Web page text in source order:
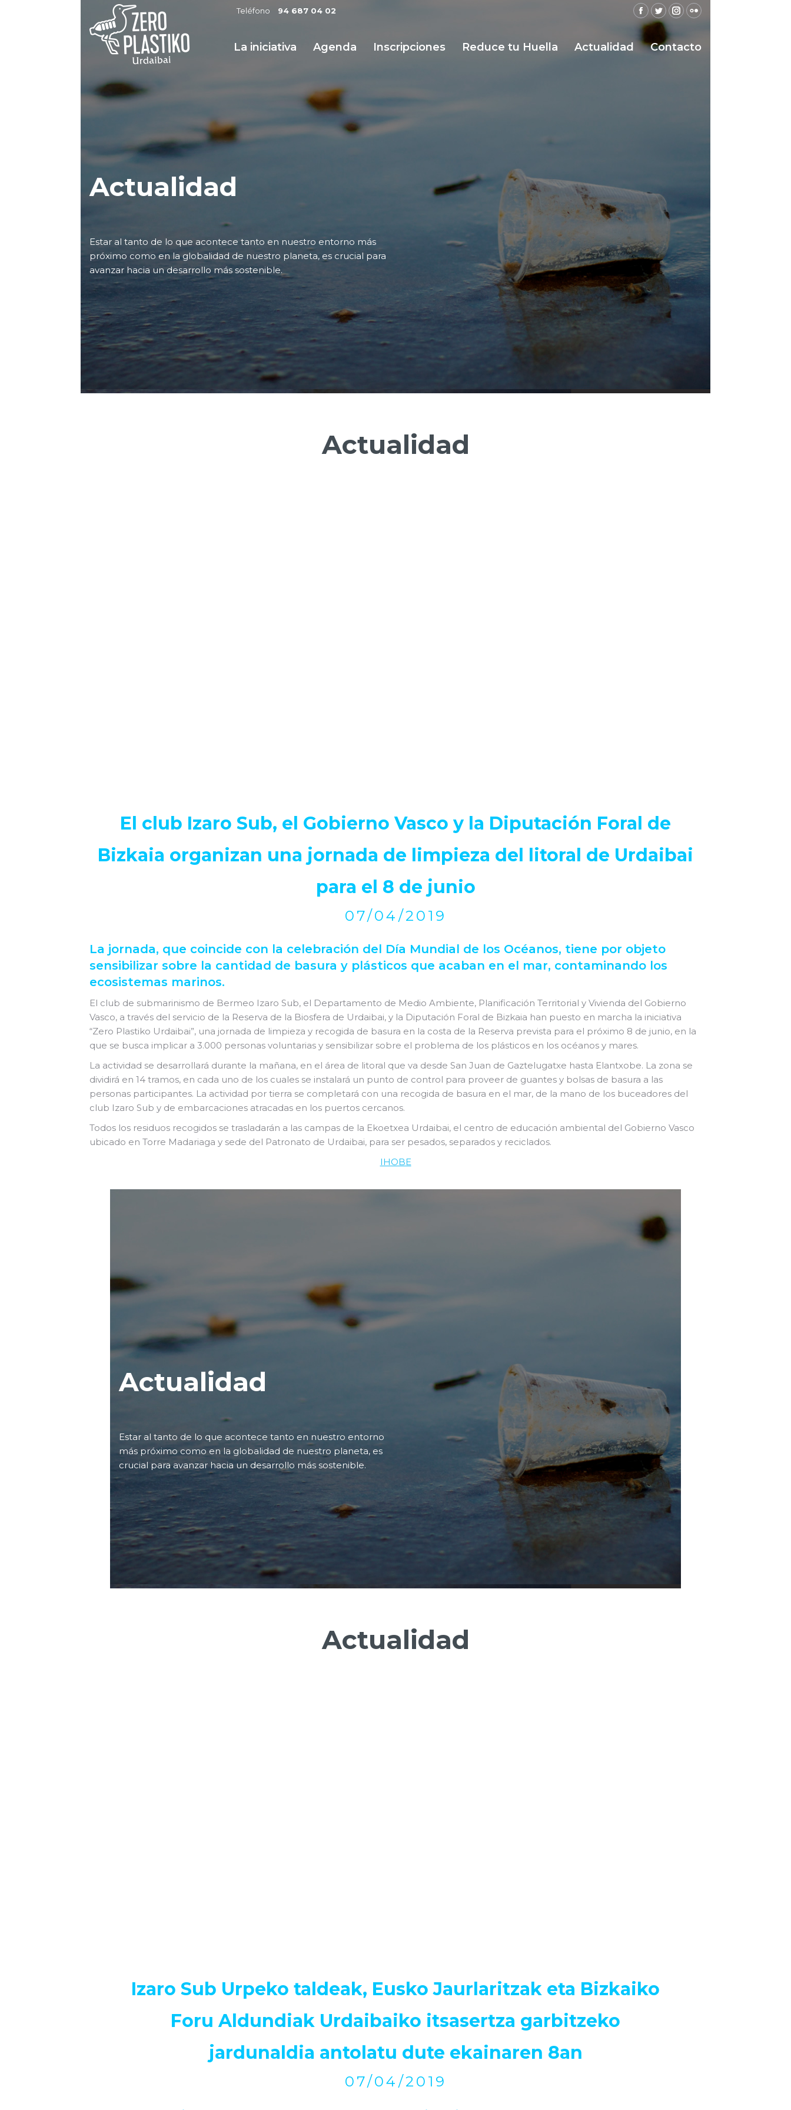
Teléfono 94 687 04 02
Facebook
TwitterInstagram
Flickr
La iniciativa Agenda Inscripciones Reduce tu Huella Actualidad Contacto
Actualidad
Estar al tanto de lo que acontece tanto en nuestro entorno más
próximo como en la globalidad de nuestro planeta, es crucial para
avanzar hacia un desarrollo más sostenible.
Actualidad
El club Izaro Sub, el Gobierno Vasco y la Diputación Foral de
Bizkaia organizan una jornada de limpieza del litoral de Urdaibai
para el 8 de junio
07/04/2019
La jornada, que coincide con la celebración del Día Mundial de los Océanos, tiene por objeto
sensibilizar sobre la cantidad de basura y plásticos que acaban en el mar, contaminando los
ecosistemas marinos.
El club de submarinismo de Bermeo Izaro Sub, el Departamento de Medio Ambiente, Planificación Territorial y Vivienda del Gobierno
Vasco, a través del servicio de la Reserva de la Biosfera de Urdaibai, y la Diputación Foral de Bizkaia han puesto en marcha la iniciativa
“Zero Plastiko Urdaibai”, una jornada de limpieza y recogida de basura en la costa de la Reserva prevista para el próximo 8 de junio, en la
que se busca implicar a 3.000 personas voluntarias y sensibilizar sobre el problema de los plásticos en los océanos y mares.
La actividad se desarrollará durante la mañana, en el área de litoral que va desde San Juan de Gaztelugatxe hasta Elantxobe. La zona se
dividirá en 14 tramos, en cada uno de los cuales se instalará un punto de control para proveer de guantes y bolsas de basura a las
personas participantes. La actividad por tierra se completará con una recogida de basura en el mar, de la mano de los buceadores del
club Izaro Sub y de embarcaciones atracadas en los puertos cercanos.
Todos los residuos recogidos se trasladarán a las campas de la Ekoetxea Urdaibai, el centro de educación ambiental del Gobierno Vasco
ubicado en Torre Madariaga y sede del Patronato de Urdaibai, para ser pesados, separados y reciclados.
IHOBE
Actualidad
Estar al tanto de lo que acontece tanto en nuestro entorno
más próximo como en la globalidad de nuestro planeta, es
crucial para avanzar hacia un desarrollo más sostenible.
Actualidad
Izaro Sub Urpeko taldeak, Eusko Jaurlaritzak eta Bizkaiko
Foru Aldundiak Urdaibaiko itsasertza garbitzeko
jardunaldia antolatu dute ekainaren 8an
07/04/2019